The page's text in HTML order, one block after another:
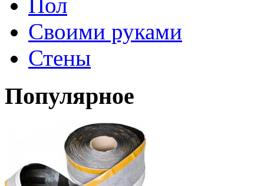
Пол
Своими руками
Стены
Популярное